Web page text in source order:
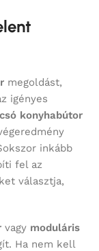
megoldást,
igényes
konyhabútor
inkább
fel az
választja,
vagy moduláris
Ha nem kell